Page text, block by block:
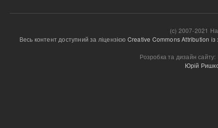
(c) 2007-2021
Весь контент доступний за ліцензією Creative Commons Attribution
Розробка та дизайн сайту:
Юрій